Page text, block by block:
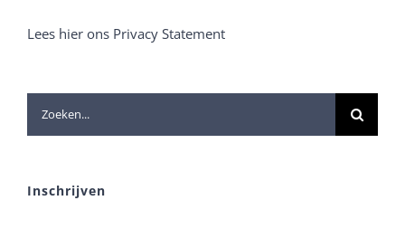
Lees hier ons Privacy Statement
Zoeken
naar:
Inschrijven